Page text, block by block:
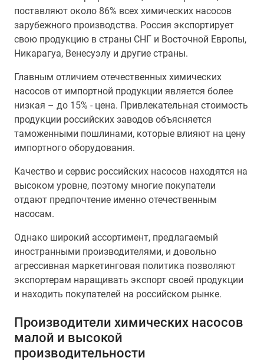
поставляют около 86% всех химических насосов
зарубежного производства. Россия экспортирует
свою продукцию в страны СНГ и Восточной Европы,
Никарагуа, Венесуэлу и другие страны.
Главным отличием отечественных химических
насосов от импортной продукции является более
низкая – до 15% - цена. Привлекательная стоимость
продукции российских заводов объясняется
таможенными пошлинами, которые влияют на цену
импортного оборудования.
Качество и сервис российских насосов находятся на
высоком уровне, поэтому многие покупатели
отдают предпочтение именно отечественным
насосам.
Однако широкий ассортимент, предлагаемый
иностранными производителями, и довольно
агрессивная маркетинговая политика позволяют
экспортерам наращивать экспорт своей продукции
и находить покупателей на российском рынке.
Производители химических насосов
малой и высокой
производительности